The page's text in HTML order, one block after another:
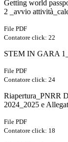
Getting world
2 _avvio
File PDF
Contatore click: 22
STEM IN GARA
File PDF
Contatore click: 24
Riapertura_PNRR
2024_2025 e
File PDF
Contatore click: 18